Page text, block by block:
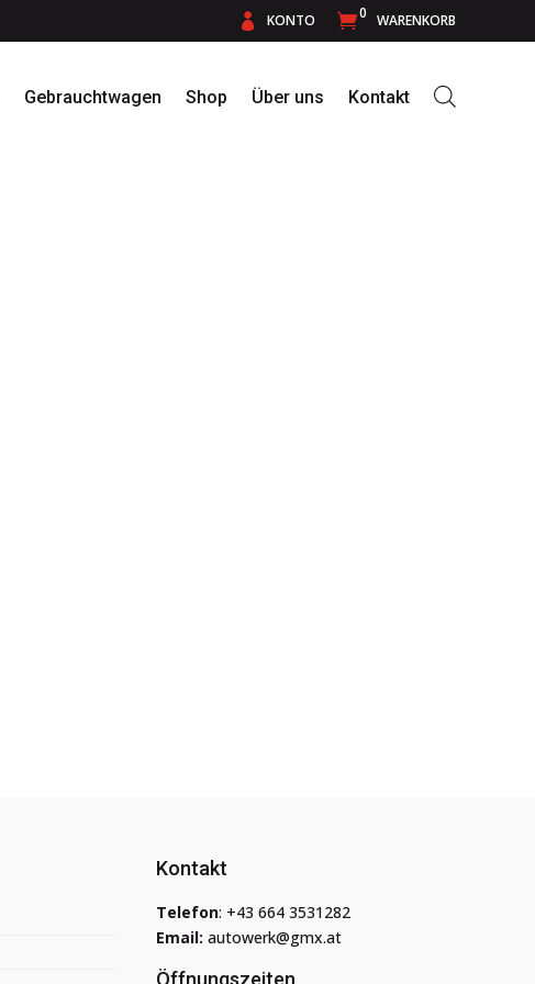
 KONTO 0 WARENKORB
Gebrauchtwagen Shop Über uns Kontakt
Kontakt
Telefon: +43 664 3531282
Email: autowerk@gmx.at
Öffnungszeiten